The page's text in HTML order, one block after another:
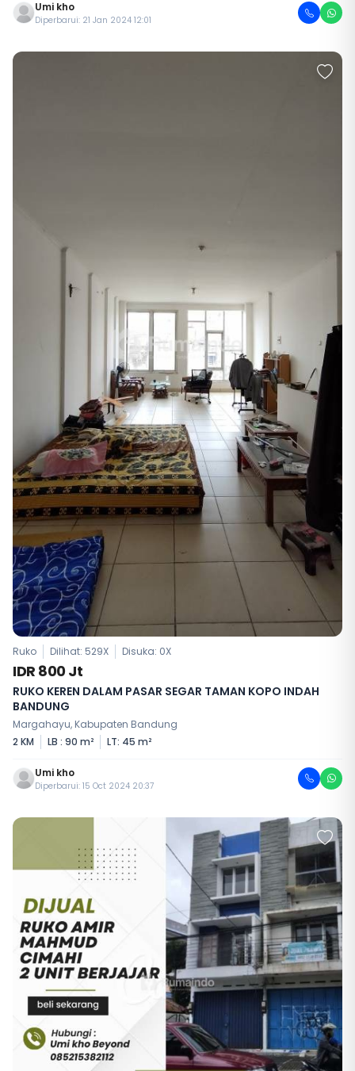
Umi kho
Diperbarui: 21 Jan 2024 12:01
Ruko Dilihat: 529X Disuka: 0X
IDR 800 Jt
RUKO KEREN DALAM PASAR SEGAR TAMAN KOPO INDAH
BANDUNG
Margahayu, Kabupaten Bandung
2 KM
LB : 90 m² LT: 45 m²
Umi kho
Diperbarui: 15 Oct 2024 20:37